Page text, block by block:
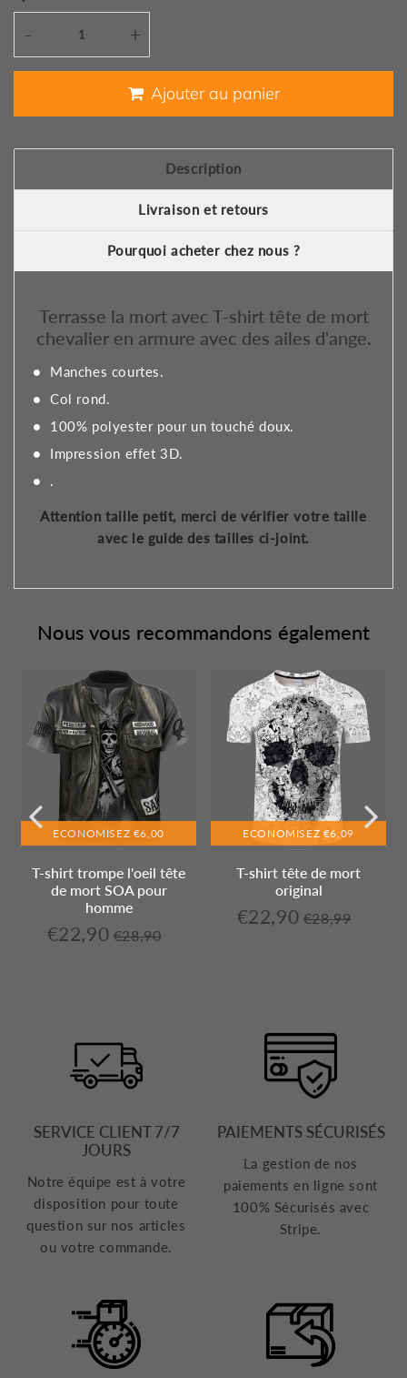
- +
Ajouter au panier
Description
Livraison et retours
Pourquoi acheter chez nous ?
Terrasse la mort avec T-shirt tête de mort
chevalier en armure avec des ailes d'ange.
Manches courtes.
Col rond.
100% polyester pour un touché doux.
Impression effet 3D.
.
Attention taille petit, merci de vérifier votre taille
avec le guide des tailles ci-joint.
Nous vous recommandons également
ECONOMISEZ €6,00
T-shirt trompe l'oeil tête
de mort SOA pour
homme
Prix
€22,90 €22,90
Prix
€28,90
ECONOMISEZ €6,09
T-shirt tête de mort
original
Prix
€22,90 €22,90
Prix
€28,99
SERVICE CLIENT 7/7
JOURS
Notre équipe est à votre
disposition pour toute
question sur nos articles
ou votre commande.
PAIEMENTS SÉCURISÉS
La gestion de nos
paiements en ligne sont
100% Sécurisés avec
Stripe.